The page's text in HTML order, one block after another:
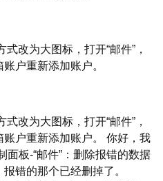
改为大图标，打开“邮件”，
户重新添加账户。
改为大图标，打开“邮件”，
户重新添加账户。 你好，我
板-“邮件”：删除报错的数据
错的那个已经删掉了。